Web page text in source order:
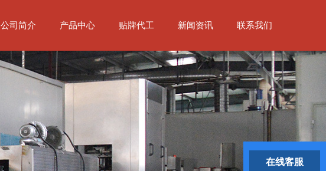
公司简介 产品中心 贴牌代工 新闻资讯 联系我们
在线客服